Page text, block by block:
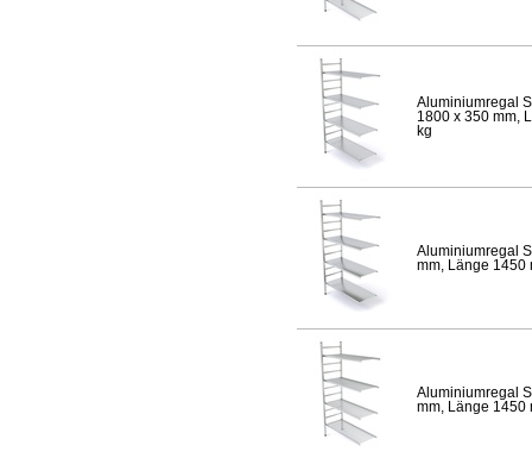
Aluminiumregal
1800 x 350 mm,
kg
Aluminiumregal
mm, Länge 1450
Aluminiumregal
mm, Länge 1450